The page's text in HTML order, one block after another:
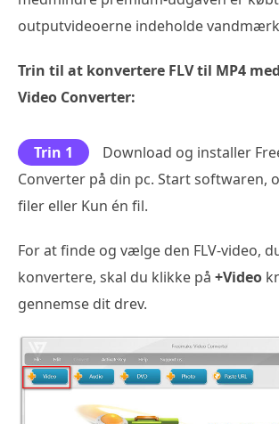
outputvideoerne indeholde
Trin til at konvertere FLV til MP4
Video Converter:
Trin 1
Download og installer
Converter på din pc. Start softwaren,
filer eller Kun én fil.
For at finde og vælge den FLV-video,
konvertere, skal du klikke på +Video
gennemse dit drev.